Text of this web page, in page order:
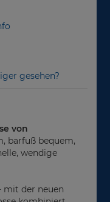
gesehen?
von
barfuß bequem,
wendige
mit der neuen